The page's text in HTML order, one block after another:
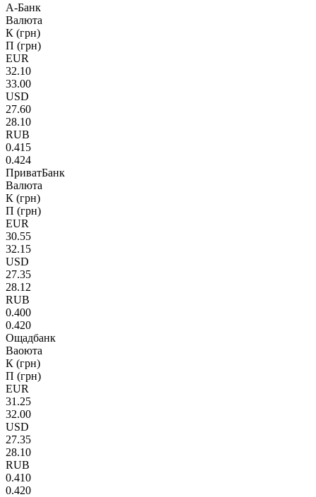
А-Банк
Валюта
К (грн)
П (грн)
EUR
32.10
33.00
USD
27.60
28.10
RUB
0.415
0.424
ПриватБанк
Валюта
К (грн)
П (грн)
EUR
30.55
32.15
USD
27.35
28.12
RUB
0.400
0.420
Ощадбанк
Ваоюта
К (грн)
П (грн)
EUR
31.25
32.00
USD
27.35
28.10
RUB
0.410
0.420